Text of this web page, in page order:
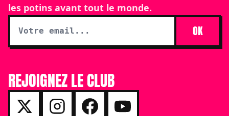
les potins avant tout le monde.
OK
REJOIGNEZ LE CLUB